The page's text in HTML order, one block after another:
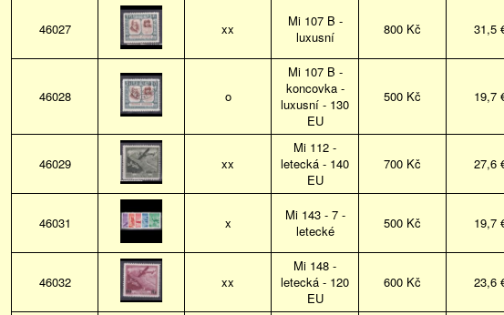
46027 xx
Mi 107 B -
luxusní
800 Kč 31,5
46028 o
Mi 107 B -
koncovka -
luxusní - 130
EU
500 Kč 19,7
46029 xx
Mi 112 -
letecká - 140
EU
700 Kč 27,6
46031 x
Mi 143 - 7 -
letecké
500 Kč 19,7
46032 xx
Mi 148 -
letecká - 120
EU
600 Kč 23,6